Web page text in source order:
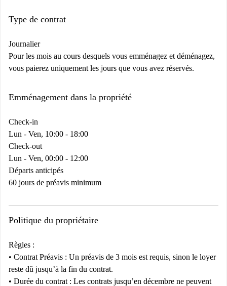
Type de contrat
Journalier
Pour les mois au cours desquels vous emménagez et déménagez,
vous paierez uniquement les jours que vous avez réservés.
Emménagement dans la propriété
Check-in
Lun - Ven, 10:00 - 18:00
Check-out
Lun - Ven, 00:00 - 12:00
Départs anticipés
60 jours de préavis minimum
Politique du propriétaire
Règles :
• Contrat Préavis : Un préavis de 3 mois est requis, sinon le loyer
reste dû jusqu’à la fin du contrat.
• Durée du contrat : Les contrats jusqu’en décembre ne peuvent